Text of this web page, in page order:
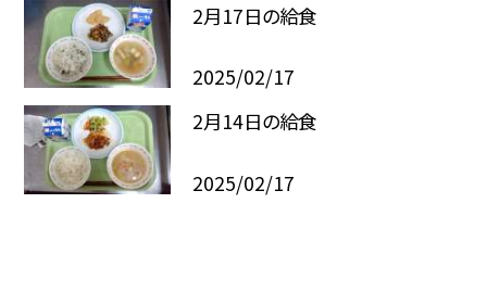
2月17日の給食
2025/02/17
2月14日の給食
2025/02/17